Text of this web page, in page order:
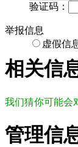
验证码：
举报信息
虚假信
相关信
我们猜你可能会
管理信